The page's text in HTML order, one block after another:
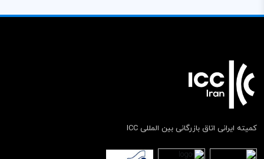
کمیته ایرانی اتاق بازرگانی بین المللی ICC